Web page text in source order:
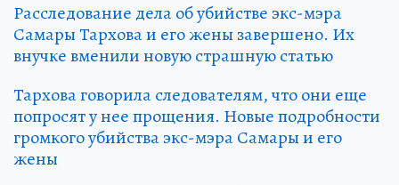
Расследование дела об убийстве экс-мэра
Самары Тархова и его жены завершено. Их
внучке вменили новую страшную статью
Тархова говорила следователям, что они еще
попросят у нее прощения. Новые подробности
громкого убийства экс-мэра Самары и его
жены